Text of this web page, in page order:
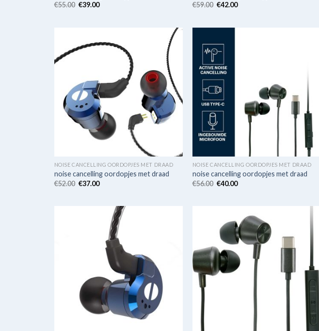
€55.00 €39.00
€59.00 €42.00
NOISE CANCELLING OORDOPJES MET DRAAD
noise cancelling oordopjes met draad
€52.00 €37.00
NOISE CANCELLING OORDOPJES MET DRAAD
noise cancelling oordopjes met draad
€56.00 €40.00